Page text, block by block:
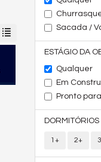
Sacada /
ESTÁGIO DA
Qualquer
Em
Pronto
DORMITÓRIOS
1+ 2+